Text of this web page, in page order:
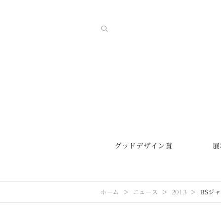
グッドデザイン賞
ホーム ニュース 2013 BSジ